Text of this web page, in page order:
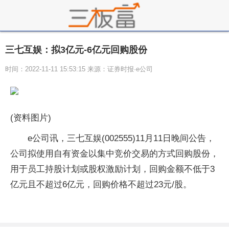
三七互娱：拟3亿元-6亿元回购股份
时间：2022-11-11 15:53:15 来源：证券时报·e公司
(资料图片)
e公司讯，三七互娱(002555)11月11日晚间公告，
公司拟使用自有资金以集中竞价交易的方式回购股份，
用于员工持股计划或股权激励计划，回购金额不低于3
亿元且不超过6亿元，回购价格不超过23元/股。